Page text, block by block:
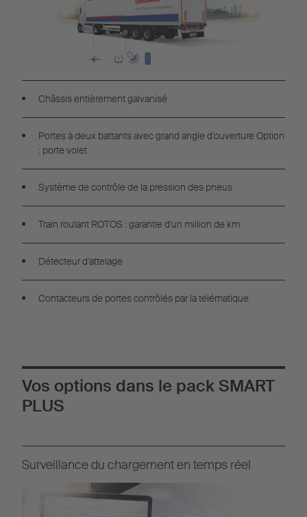
Châssis entièrement galvanisé
Portes à deux battants avec grand angle d'ouverture Option
: porte volet
Système de contrôle de la pression des pneus
Train roulant ROTOS : garantie d'un million de km
Détecteur d'attelage
Contacteurs de portes contrôlés par la télématique
Vos options dans le pack SMART
PLUS
Surveillance du chargement en temps réel